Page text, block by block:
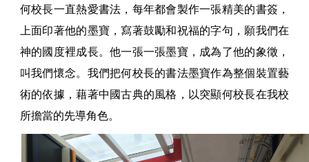
何校長一直熱愛書法，每年都會製作一張精美的書簽，
上面印著他的墨寶，寫著鼓勵和祝福的字句，願我們在
神的國度裡成長。他一張一張墨寶，成為了他的象徵，
叫我們懷念。我們把何校長的書法墨寶作為整個裝置藝
術的依據，藉著中國古典的風格，以突顯何校長在我校
所擔當的先導角色。